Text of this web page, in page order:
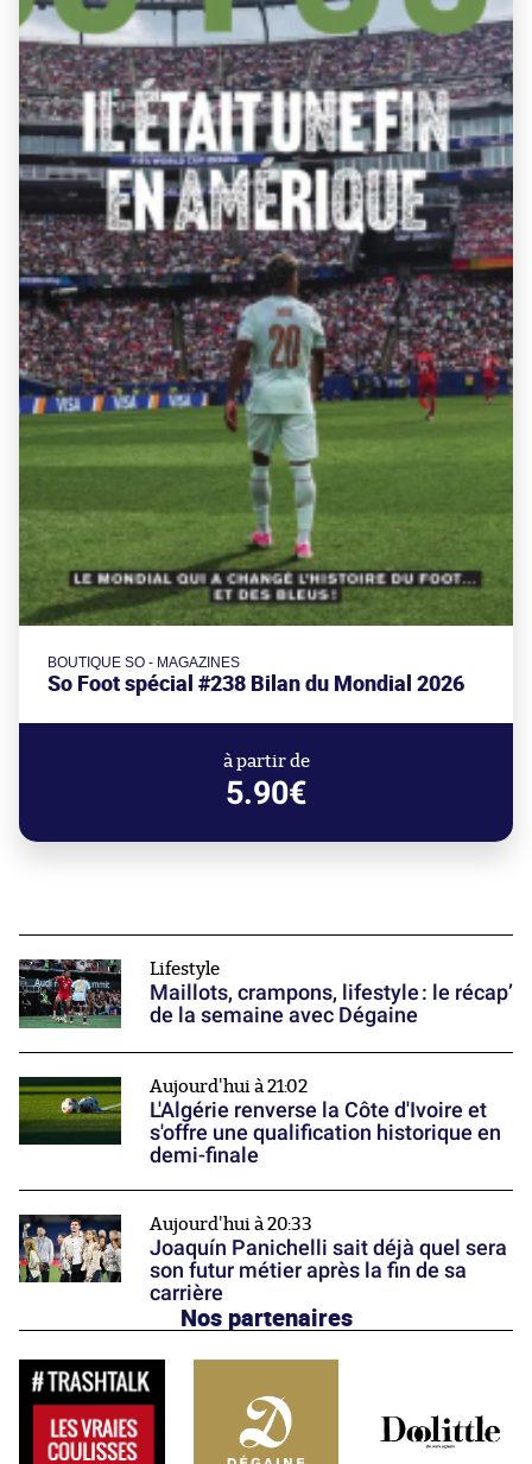
BOUTIQUE SO - MAGAZINES
So Foot spécial #238 Bilan du Mondial 2026
à partir de
5.90€
Lifestyle
Maillots, crampons, lifestyle : le récap’
de la semaine avec Dégaine
Aujourd'hui à 21:02
L'Algérie renverse la Côte d'Ivoire et
s'offre une qualification historique en
demi-finale
Aujourd'hui à 20:33
Joaquín Panichelli sait déjà quel sera
son futur métier après la fin de sa
carrière
Nos partenaires